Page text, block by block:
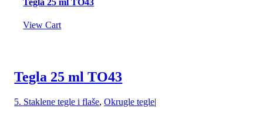
Tegla 25 ml TO43
View Cart
Tegla 25 ml TO43
5. Staklene tegle i flaše,Okrugle tegle|